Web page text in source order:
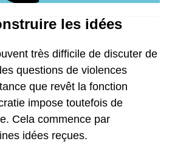
les idées
très difficile de discuter de
questions de violences
que revêt la fonction
impose toutefois de
Cela commence par
idées reçues.